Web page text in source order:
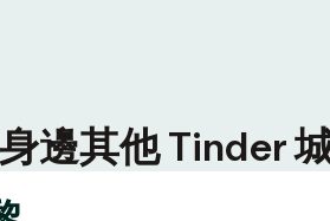
邊其他 Tinder